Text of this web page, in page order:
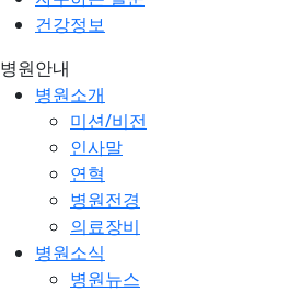
건강정보
병원안내
병원소개
미션/비전
인사말
연혁
병원전경
의료장비
병원소식
병원뉴스